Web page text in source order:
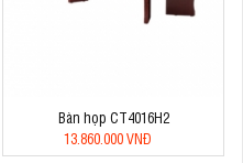
Bàn họp CT4016H2
13.860.000 VNĐ